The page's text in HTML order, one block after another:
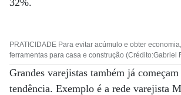
32%.
PRATICIDADE Para evitar acúmulo e obter
ferramentas para casa e construção (Crédito:Gabriel
Grandes varejistas também já começam
tendência. Exemplo é a rede varejista